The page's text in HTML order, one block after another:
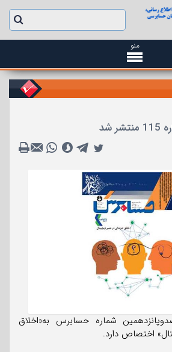
منو
شماره حسابرس به«اخلاق
اختصاص دارد.